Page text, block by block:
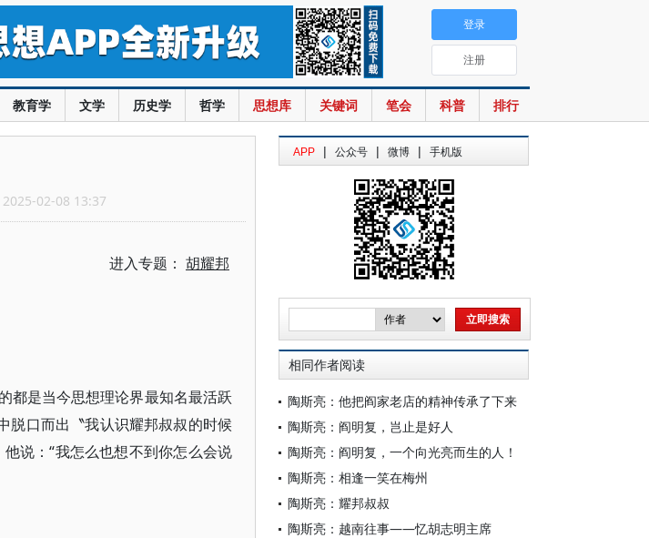
教育学 文学 历史学 哲学 思想库 关键词 笔会 科普 排行
登录
注册
02-08 13:37
进入专题： 胡耀邦
都是当今思想理论界最知名最活跃
脱口而出〝我认识耀邦叔叔的时候
说：“我怎么也想不到你怎么会说
APP | 公众号 | 微博 | 手机版
相同作者阅读
陶斯亮：他把阎家老店的精神传承了下来
陶斯亮：阎明复，岂止是好人
陶斯亮：阎明复，一个向光亮而生的人！
陶斯亮：相逢一笑在梅州
陶斯亮：耀邦叔叔
陶斯亮：越南往事——忆胡志明主席